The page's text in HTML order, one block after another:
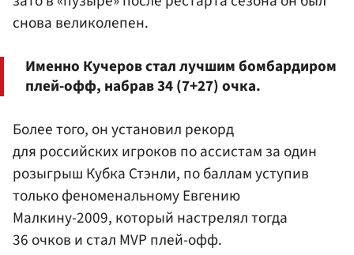
снова великолепен.
Именно Кучеров стал лучшим бомбардиром
плей-офф, набрав 34 (7+27) очка.
Более того, он установил рекорд
для российских игроков по ассистам за один
розыгрыш Кубка Стэнли, по баллам уступив
только феноменальному Евгению
Малкину-2009, который настрелял тогда
36 очков и стал MVP плей-офф.